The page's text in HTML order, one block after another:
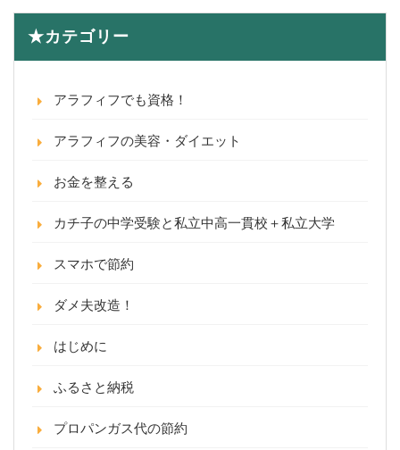
★カテゴリー
アラフィフでも資格！
アラフィフの美容・ダイエット
お金を整える
カチ子の中学受験と私立中高一貫校＋私立大学
スマホで節約
ダメ夫改造！
はじめに
ふるさと納税
プロパンガス代の節約